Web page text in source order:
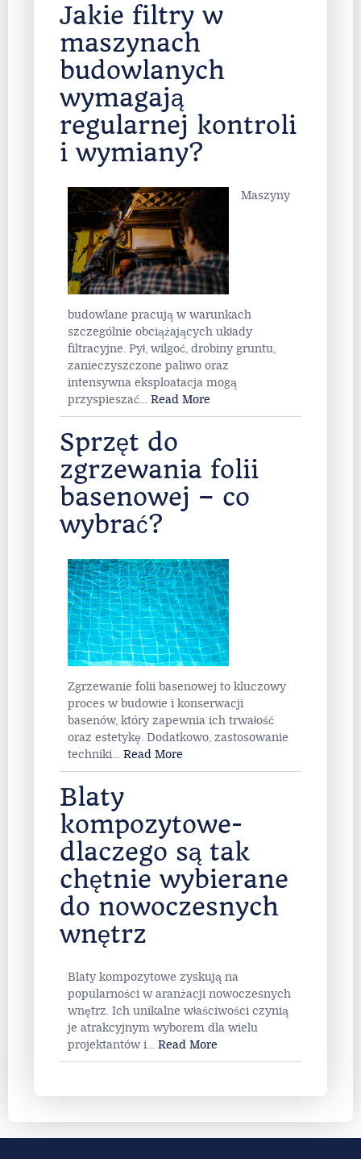
Jakie filtry w
maszynach
budowlanych
wymagają
regularnej kontroli
i wymiany?
Maszyny
budowlane pracują w warunkach
szczególnie obciążających układy
filtracyjne. Pył, wilgoć, drobiny gruntu,
zanieczyszczone paliwo oraz
intensywna eksploatacja mogą
przyspieszać… Read More
Sprzęt do
zgrzewania folii
basenowej – co
wybrać?
Zgrzewanie folii basenowej to kluczowy
proces w budowie i konserwacji
basenów, który zapewnia ich trwałość
oraz estetykę. Dodatkowo, zastosowanie
techniki… Read More
Blaty
kompozytowe-
dlaczego są tak
chętnie wybierane
do nowoczesnych
wnętrz
Blaty kompozytowe zyskują na
popularności w aranżacji nowoczesnych
wnętrz. Ich unikalne właściwości czynią
je atrakcyjnym wyborem dla wielu
projektantów i… Read More